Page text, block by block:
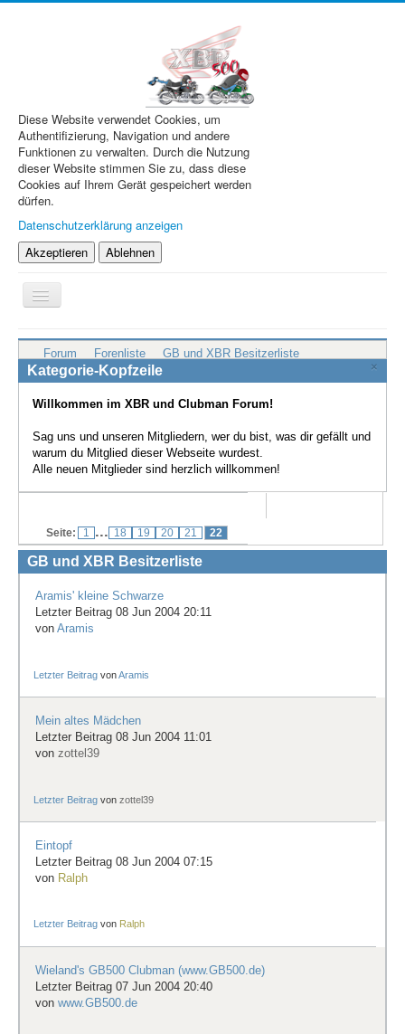
Diese Website verwendet Cookies, um
Authentifizierung, Navigation und andere
Funktionen zu verwalten. Durch die Nutzung
dieser Website stimmen Sie zu, dass diese
Cookies auf Ihrem Gerät gespeichert werden
dürfen.
Datenschutzerklärung anzeigen
Akzeptieren
Ablehnen
Navigation
an/aus
XBR.de
Technik
Forum
Treffen & Touren
Cafe-Ecke
Suche
Forum Forenliste
GB und XBR Besitzerliste
×
Kategorie-Kopfzeile
Willkommen im XBR und Clubman Forum!
Sag uns und unseren Mitgliedern, wer du bist, was dir gefällt und
warum du Mitglied dieser Webseite wurdest.
Alle neuen Mitglieder sind herzlich willkommen!
Seite: 1 ... 18 19 20 21 22
GB und XBR Besitzerliste
Aramis' kleine Schwarze
Letzter Beitrag 08 Jun 2004 20:11
von Aramis
Letzter Beitrag vonAramis
Mein altes Mädchen
Letzter Beitrag 08 Jun 2004 11:01
von zottel39
Letzter Beitrag vonzottel39
Eintopf
Letzter Beitrag 08 Jun 2004 07:15
von Ralph
Letzter Beitrag von Ralph
Wieland's GB500 Clubman (www.GB500.de)
Letzter Beitrag 07 Jun 2004 20:40
von www.GB500.de